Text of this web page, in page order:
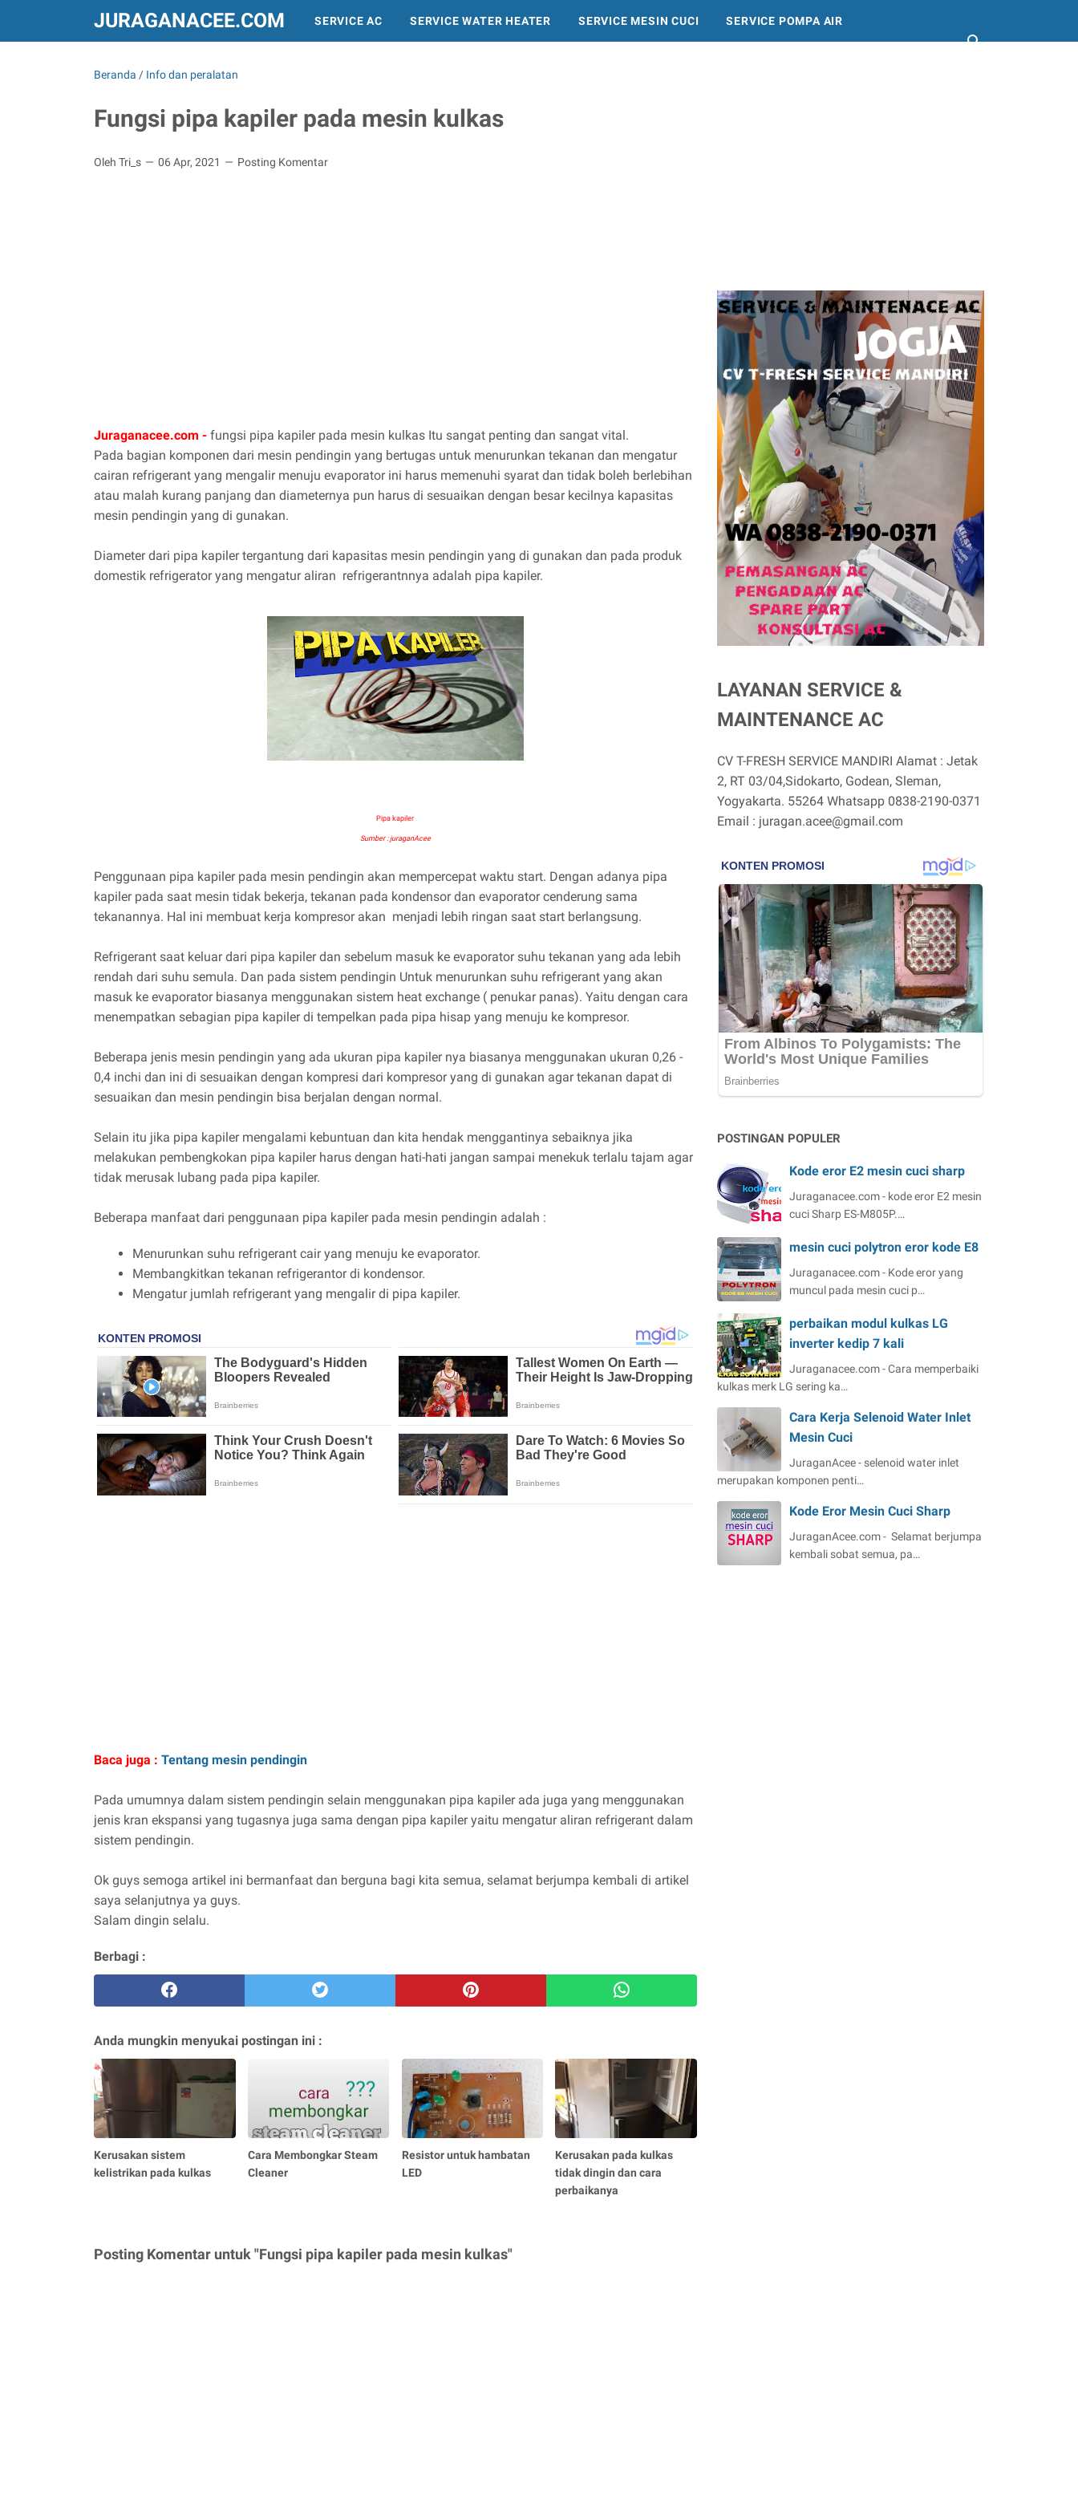
JURAGANACEE.COM SERVICE AC SERVICE WATER HEATER SERVICE MESIN CUCI SERVICE POMPA AIR
Beranda / Info dan peralatan
Fungsi pipa kapiler pada mesin kulkas
Oleh Tri_s 06 Apr, 2021 Posting Komentar
Juraganacee.com - fungsi pipa kapiler pada mesin kulkas Itu sangat penting dan sangat vital.
Pada bagian komponen dari mesin pendingin yang bertugas untuk menurunkan tekanan dan mengatur
cairan refrigerant yang mengalir menuju evaporator ini harus memenuhi syarat dan tidak boleh berlebihan
atau malah kurang panjang dan diameternya pun harus di sesuaikan dengan besar kecilnya kapasitas
mesin pendingin yang di gunakan.
Diameter dari pipa kapiler tergantung dari kapasitas mesin pendingin yang di gunakan dan pada produk
domestik refrigerator yang mengatur aliran refrigerantnnya adalah pipa kapiler.
Pipa kapiler
Sumber : juraganAcee
Penggunaan pipa kapiler pada mesin pendingin akan mempercepat waktu start. Dengan adanya pipa
kapiler pada saat mesin tidak bekerja, tekanan pada kondensor dan evaporator cenderung sama
tekanannya. Hal ini membuat kerja kompresor akan menjadi lebih ringan saat start berlangsung.
Refrigerant saat keluar dari pipa kapiler dan sebelum masuk ke evaporator suhu tekanan yang ada lebih
rendah dari suhu semula. Dan pada sistem pendingin Untuk menurunkan suhu refrigerant yang akan
masuk ke evaporator biasanya menggunakan sistem heat exchange ( penukar panas). Yaitu dengan cara
menempatkan sebagian pipa kapiler di tempelkan pada pipa hisap yang menuju ke kompresor.
Beberapa jenis mesin pendingin yang ada ukuran pipa kapiler nya biasanya menggunakan ukuran 0,26 -
0,4 inchi dan ini di sesuaikan dengan kompresi dari kompresor yang di gunakan agar tekanan dapat di
sesuaikan dan mesin pendingin bisa berjalan dengan normal.
Selain itu jika pipa kapiler mengalami kebuntuan dan kita hendak menggantinya sebaiknya jika
melakukan pembengkokan pipa kapiler harus dengan hati-hati jangan sampai menekuk terlalu tajam agar
tidak merusak lubang pada pipa kapiler.
Beberapa manfaat dari penggunaan pipa kapiler pada mesin pendingin adalah :
Menurunkan suhu refrigerant cair yang menuju ke evaporator.
Membangkitkan tekanan refrigerantor di kondensor.
Mengatur jumlah refrigerant yang mengalir di pipa kapiler.
Baca juga : Tentang mesin pendingin
Pada umumnya dalam sistem pendingin selain menggunakan pipa kapiler ada juga yang menggunakan
jenis kran ekspansi yang tugasnya juga sama dengan pipa kapiler yaitu mengatur aliran refrigerant dalam
sistem pendingin.
Ok guys semoga artikel ini bermanfaat dan berguna bagi kita semua, selamat berjumpa kembali di artikel
saya selanjutnya ya guys.
Salam dingin selalu.
Berbagi :
Anda mungkin menyukai postingan ini :
Kerusakan sistem
kelistrikan pada kulkas
Cara Membongkar Steam
Cleaner
Resistor untuk hambatan
LED
Kerusakan pada kulkas
tidak dingin dan cara
perbaikanya
Posting Komentar untuk "Fungsi pipa kapiler pada mesin kulkas"
LAYANAN SERVICE &
MAINTENANCE AC
CV T-FRESH SERVICE MANDIRI Alamat : Jetak
2, RT 03/04,Sidokarto, Godean, Sleman,
Yogyakarta. 55264 Whatsapp 0838-2190-0371
Email : juragan.acee@gmail.com
POSTINGAN POPULER
Kode eror E2 mesin cuci sharp
Juraganacee.com - kode eror E2 mesin
cuci Sharp ES-M805P.…
mesin cuci polytron eror kode E8
Juraganacee.com - Kode eror yang
muncul pada mesin cuci p…
perbaikan modul kulkas LG
inverter kedip 7 kali
Juraganacee.com - Cara memperbaiki
kulkas merk LG sering ka…
Cara Kerja Selenoid Water Inlet
Mesin Cuci
JuraganAcee - selenoid water inlet
merupakan komponen penti…
Kode Eror Mesin Cuci Sharp
JuraganAcee.com - Selamat berjumpa
kembali sobat semua, pa…